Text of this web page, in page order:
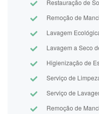
Restauração de
Remoção de
Lavagem
Lavagem a Seco
Higienização de
Serviço de
Serviço de
Remoção de